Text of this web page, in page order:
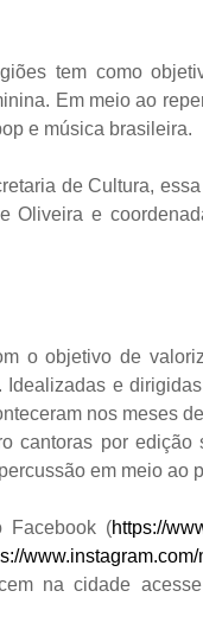
tem como
Em meio ao
e música brasileira.
de Cultura,
Oliveira e
o objetivo de
e
nos meses
cantoras por
em meio ao
Facebook (https://
www.instagram.com/
na cidade acesse